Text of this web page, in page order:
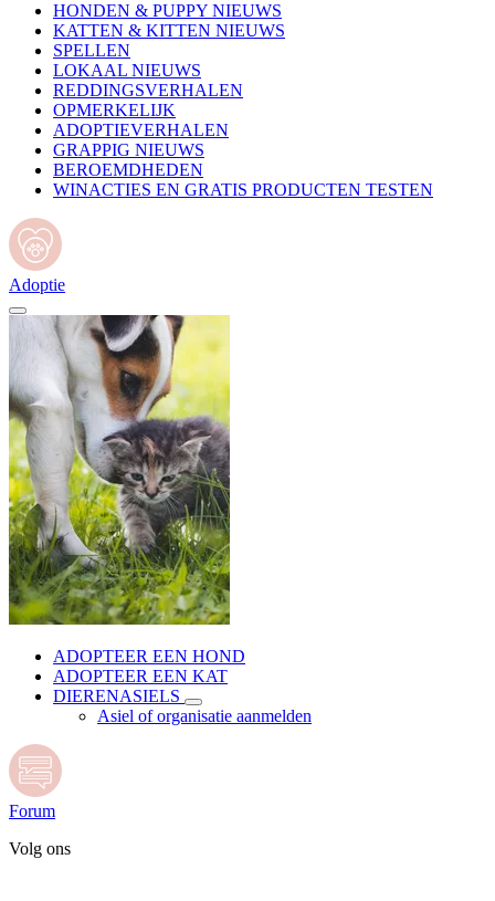
HONDEN & PUPPY NIEUWS
KATTEN & KITTEN NIEUWS
SPELLEN
LOKAAL NIEUWS
REDDINGSVERHALEN
OPMERKELIJK
ADOPTIEVERHALEN
GRAPPIG NIEUWS
BEROEMDHEDEN
WINACTIES EN GRATIS PRODUCTEN TESTEN
Adoptie
ADOPTEER EEN HOND
ADOPTEER EEN KAT
DIERENASIELS
Asiel of organisatie aanmelden
Forum
Volg ons